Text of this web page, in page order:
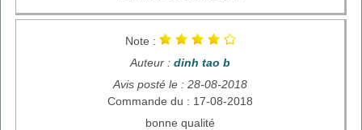
Note :
Auteur : dinh tao b
Avis posté le : 28-08-2018
Commande du : 17-08-2018
bonne qualité